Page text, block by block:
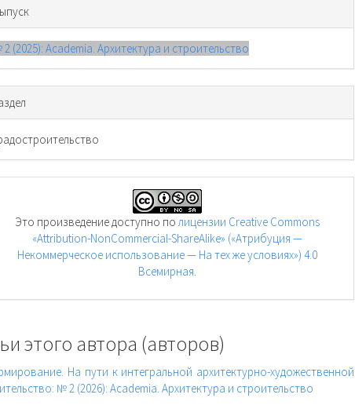
(2025): Academia. Архитектура и строительство
Это произведение доступно по лицензии Creative Commons
«Attribution-NonCommercial-ShareAlike» («Атрибуция —
Некоммерческое использование — На тех же условиях») 4.0
Всемирная
этого автора (авторов)
На пути к интегральной архитектурно-художественной
№ 2 (2026): Academia. Архитектура и строительство